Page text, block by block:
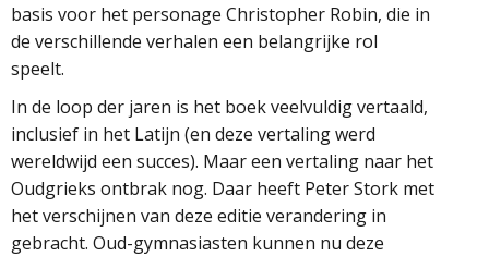
basis voor het personage Christopher Robin, die in
de verschillende verhalen een belangrijke rol
speelt.
In de loop der jaren is het boek veelvuldig vertaald,
inclusief in het Latijn (en deze vertaling werd
wereldwijd een succes). Maar een vertaling naar het
Oudgrieks ontbrak nog. Daar heeft Peter Stork met
het verschijnen van deze editie verandering in
gebracht. Oud-gymnasiasten kunnen nu deze